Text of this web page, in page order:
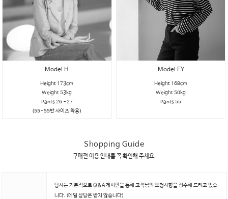
Model H
Height 173cm
Weight 53kg
Pants 26 ~27
(55~55반 사이즈 착용)
Model EY
Height 168cm
Weight 50kg
Pants 55
Shopping Guide
구매전 이용 안내를 꼭 확인해 주세요.
당사는 기본적으로 Q&A 게시판을 통해 고객님의 요청사항을 접수해 드리고 있습
니다. (메일 상담은 받지 않습니다)